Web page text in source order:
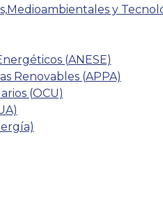
y
(ANESE)
Renovables (APPA)
(OCU)